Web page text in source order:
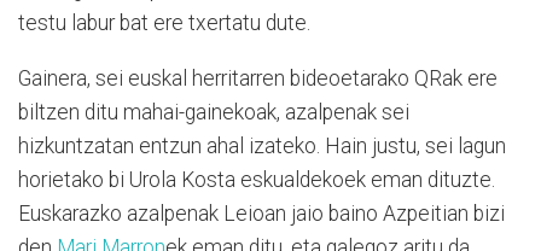
testu labur bat ere txertatu dute.
Gainera, sei euskal herritarren bideoetarako QRak ere
biltzen ditu mahai-gainekoak, azalpenak sei
hizkuntzatan entzun ahal izateko. Hain justu, sei lagun
horietako bi Urola Kosta eskualdekoek eman dituzte.
Euskarazko azalpenak Leioan jaio baino Azpeitian bizi